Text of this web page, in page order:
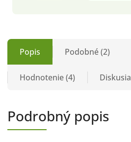
Popis Podobné (2)
Hodnotenie (4) Diskusia
Podrobný popis